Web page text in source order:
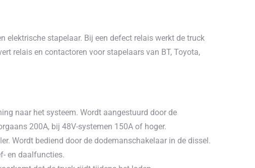
elektrische stapelaar. Bij een defect relais werkt de truck
relais en contactoren voor stapelaars van BT, Toyota,
naar het systeem. Wordt aangestuurd door de
200A, bij 48V-systemen 150A of hoger.
Wordt bediend door de dodemanschakelaar in de dissel.
en daalfuncties.